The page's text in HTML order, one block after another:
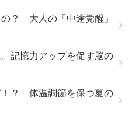
？ 大人の「中途覚醒」
記憶力アップを促す脳の
！？ 体温調節を保つ夏の